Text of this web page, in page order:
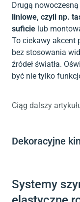
Drugą
liniowe, czyli np.
suficie lub
To ciekawy akcent
bez stosowania
źródeł światła.
być nie tylko
Ciąg dalszy
Dekoracyjne
Systemy